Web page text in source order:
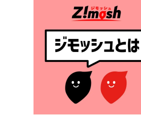
（令和８年４月１日施行）
格改定
2026年6月23日 公告一覧（市
内業者対象）を更新しまし
2026年6月23日 （一財）豊前
市佐野・則尾育英会奨学生募